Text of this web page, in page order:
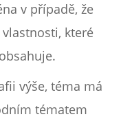
v případě, že
které
výše, téma má
tématem